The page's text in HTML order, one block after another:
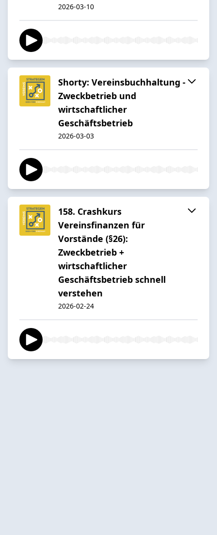
2026-03-10
Shorty: Vereinsbuchhaltung -
Zweckbetrieb und
wirtschaftlicher
Geschäftsbetrieb
2026-03-03
158. Crashkurs
Vereinsfinanzen für
Vorstände (§26):
Zweckbetrieb +
wirtschaftlicher
Geschäftsbetrieb schnell
verstehen
2026-02-24